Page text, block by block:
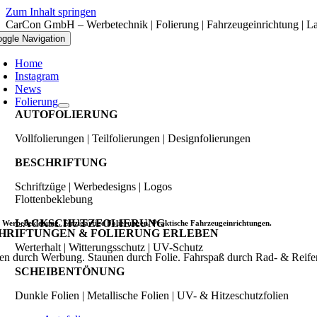
Zum Inhalt springen
Navigation
Home
Instagram
News
Folierung
AUTOFOLIERUNG
Vollfolierungen | Teilfolierungen | Designfolierungen
BESCHRIFTUNG
Schriftzüge | Werbedesigns | Logos
Flottenbeklebung
LACKSCHUTZFOLIERUNG
Werterhalt | Witterungsschutz | UV-Schutz
SCHEIBENTÖNUNG
Dunkle Folien | Metallische Folien | UV- & Hitzeschutzfolien
CarCon GmbH – Werbetechnik | Folierung | Fahrzeugeinrichtung |
Werbebeklebung. Einzigartige Folierungen. Praktische Fahrzeugeinrichtungen.
& FOLIERUNG ERLEBEN
durch Werbung. Staunen durch Folie. Fahrspaß durch Rad- &